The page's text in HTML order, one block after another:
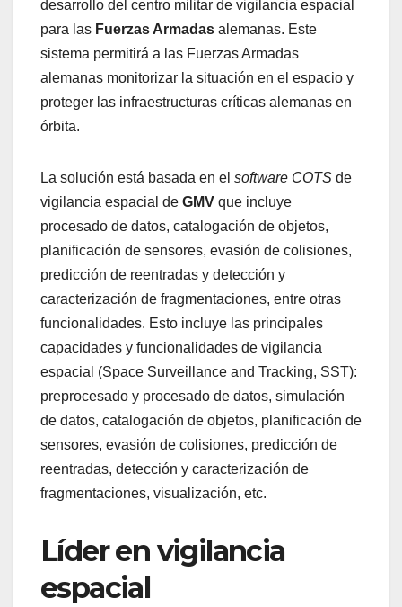
desarrollo del centro militar de vigilancia espacial
para las Fuerzas Armadas alemanas. Este
sistema permitirá a las Fuerzas Armadas
alemanas monitorizar la situación en el espacio y
proteger las infraestructuras críticas alemanas en
órbita.
La solución está basada en el software COTS de
vigilancia espacial de GMV que incluye
procesado de datos, catalogación de objetos,
planificación de sensores, evasión de colisiones,
predicción de reentradas y detección y
caracterización de fragmentaciones, entre otras
funcionalidades. Esto incluye las principales
capacidades y funcionalidades de vigilancia
espacial (Space Surveillance and Tracking, SST):
preprocesado y procesado de datos, simulación
de datos, catalogación de objetos, planificación de
sensores, evasión de colisiones, predicción de
reentradas, detección y caracterización de
fragmentaciones, visualización, etc.
Líder en vigilancia
espacial